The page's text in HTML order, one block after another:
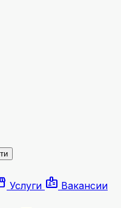
Услуги badge Вакансии